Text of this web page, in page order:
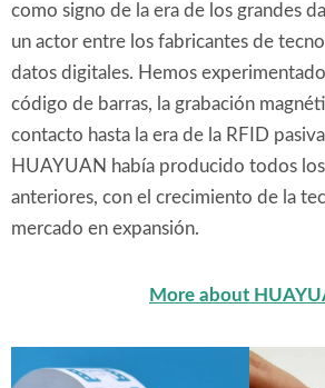
como signo de la era de los grandes
un actor entre los fabricantes de
datos digitales. Hemos
código de barras, la grabación
contacto hasta la era de la RFID
HUAYUAN había producido todos
anteriores, con el crecimiento de la
mercado en expansión.
More about